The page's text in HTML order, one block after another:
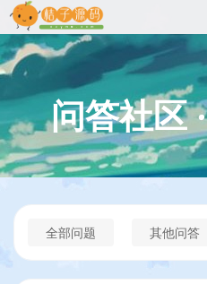
问答社区 ·
全部问题 其他问答